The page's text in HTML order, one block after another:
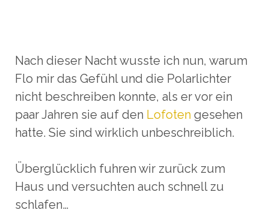
Nach dieser Nacht wusste ich nun, warum
Flo mir das Gefühl und die Polarlichter
nicht beschreiben konnte, als er vor ein
paar Jahren sie auf den Lofotengesehen
hatte. Sie sind wirklich unbeschreiblich.
Überglücklich fuhren wir zurück zum
Haus und versuchten auch schnell zu
schlafen…